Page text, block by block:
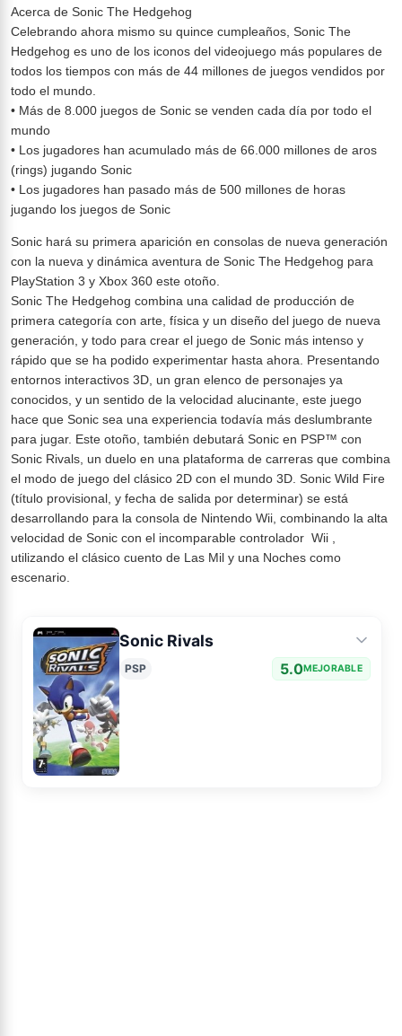
Acerca de Sonic The Hedgehog
Celebrando ahora mismo su quince cumpleaños, Sonic The
Hedgehog es uno de los iconos del videojuego más populares de
todos los tiempos con más de 44 millones de juegos vendidos por
todo el mundo.
• Más de 8.000 juegos de Sonic se venden cada día por todo el
mundo
• Los jugadores han acumulado más de 66.000 millones de aros
(rings) jugando Sonic
• Los jugadores han pasado más de 500 millones de horas
jugando los juegos de Sonic
Sonic hará su primera aparición en consolas de nueva generación
con la nueva y dinámica aventura de Sonic The Hedgehog para
PlayStation 3 y Xbox 360 este otoño.
Sonic The Hedgehog combina una calidad de producción de
primera categoría con arte, física y un diseño del juego de nueva
generación, y todo para crear el juego de Sonic más intenso y
rápido que se ha podido experimentar hasta ahora. Presentando
entornos interactivos 3D, un gran elenco de personajes ya
conocidos, y un sentido de la velocidad alucinante, este juego
hace que Sonic sea una experiencia todavía más deslumbrante
para jugar. Este otoño, también debutará Sonic en PSP™ con
Sonic Rivals, un duelo en una plataforma de carreras que combina
el modo de juego del clásico 2D con el mundo 3D. Sonic Wild Fire
(título provisional, y fecha de salida por determinar) se está
desarrollando para la consola de Nintendo Wii, combinando la alta
velocidad de Sonic con el incomparable controlador Wii ,
utilizando el clásico cuento de Las Mil y una Noches como
escenario.
Sonic Rivals
PSP 5.0MEJORABLE